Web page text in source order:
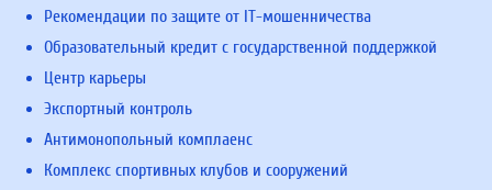
Рекомендации по защите от IT-мошенничества
Образовательный кредит с государственной поддержкой
Центр карьеры
Экспортный контроль
Антимонопольный комплаенс
Комплекс спортивных клубов и сооружений